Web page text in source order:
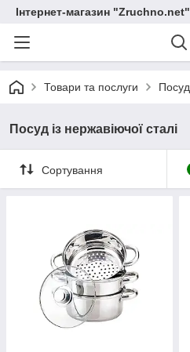
Інтернет-магазин "Zruchno.net"
Товари та послуги Посуд
Посуд із нержавіючої сталі
Сортування